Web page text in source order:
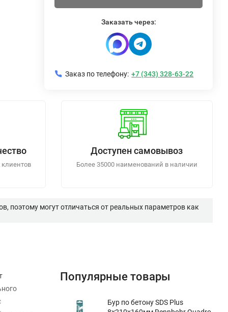
Заказать через:
Заказ по телефону: +7 (343) 328-63-22
Доступен самовывоз
Более 35000 наименований в наличии
поэтому могут отличаться от реальных параметров как
Популярные товары
Бур по бетону SDS Plus